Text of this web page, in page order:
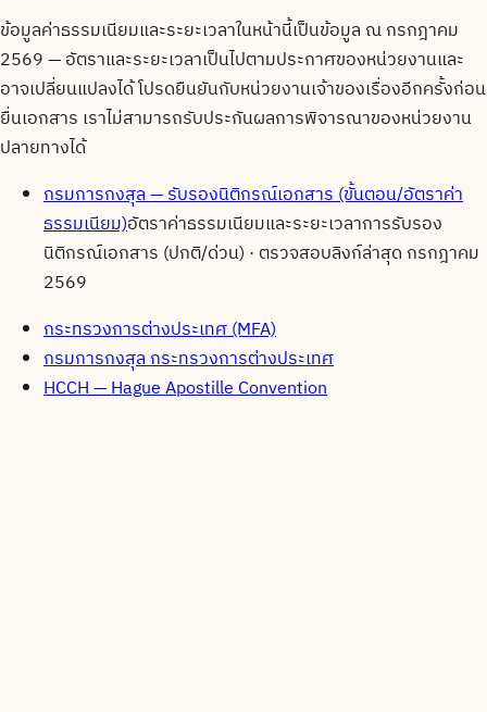
ข้อมูลค่าธรรมเนียมและระยะเวลาในหน้านี้เป็นข้อมูล ณกรกฎาคม
2569— อัตราและระยะเวลาเป็นไปตามประกาศของหน่วยงานและ
อาจเปลี่ยนแปลงได้ โปรดยืนยันกับหน่วยงานเจ้าของเรื่องอีกครั้งก่อน
ยื่นเอกสาร เราไม่สามารถรับประกันผลการพิจารณาของหน่วยงาน
ปลายทางได้
กรมการกงสุล — รับรองนิติกรณ์เอกสาร (ขั้นตอน/อัตราค่า
ธรรมเนียม)อัตราค่าธรรมเนียมและระยะเวลาการรับรอง
นิติกรณ์เอกสาร (ปกติ/ด่วน) · ตรวจสอบลิงก์ล่าสุด กรกฎาคม
2569
กระทรวงการต่างประเทศ (MFA)
กรมการกงสุล กระทรวงการต่างประเทศ
HCCH — Hague Apostille Convention